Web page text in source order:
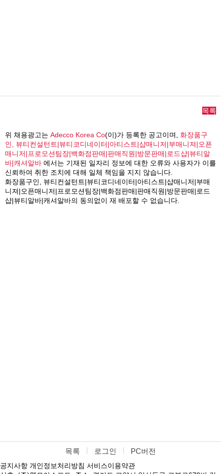
목록
위 채용광고는 Adecco Korea Co(이)가 등록한 공고이며, 화장품구
인, 뷰티컨설턴트|뷰티코디네이터|아티스트|샵매니저|부매니져|오픈
매니저|프로모션팀장|백화점판매|판매직원|방문판매|로드샵|뷰티알
바|캐셔알바 에서는 기재된 일자리 정보에 대한 오류와 사용자가 이를
신뢰하여 취한 조치에 대해 일체 책임을 지지 않습니다.
화장품구인, 뷰티컨설턴트|뷰티코디네이터|아티스트|샵매니저|부매
니져|오픈매니저|프로모션팀장|백화점판매|판매직원|방문판매|로드
샵|뷰티알바|캐셔알바의 동의없이 재 배포할 수 없습니다.
목록 로그인 PC버전
공지사항 개인정보처리방침 서비스이용약관